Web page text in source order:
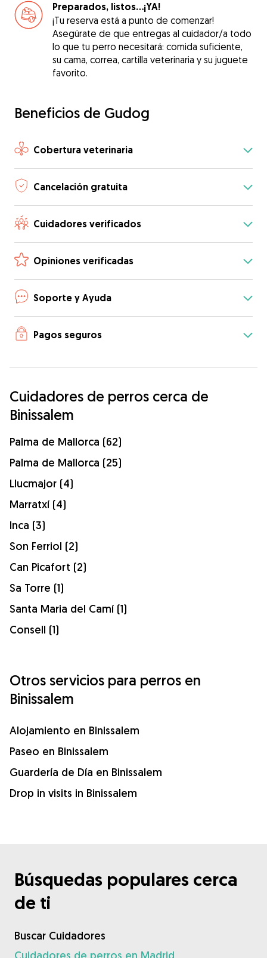
Preparados, listos...¡YA!
¡Tu reserva está a punto de comenzar!
Asegúrate de que entregas al cuidador/a todo
lo que tu perro necesitará: comida suficiente,
su cama, correa, cartilla veterinaria y su juguete
favorito.
Beneficios de Gudog
Cobertura veterinaria
Cancelación gratuita
Cuidadores verificados
Opiniones verificadas
Soporte y Ayuda
Pagos seguros
Cuidadores de perros cerca de
Binissalem
Palma de Mallorca (62)
Palma de Mallorca (25)
Llucmajor (4)
Marratxí (4)
Inca (3)
Son Ferriol (2)
Can Picafort (2)
Sa Torre (1)
Santa Maria del Camí (1)
Consell (1)
Otros servicios para perros en
Binissalem
Alojamiento en Binissalem
Paseo en Binissalem
Guardería de Día en Binissalem
Drop in visits in Binissalem
Búsquedas populares cerca
de ti
Buscar Cuidadores